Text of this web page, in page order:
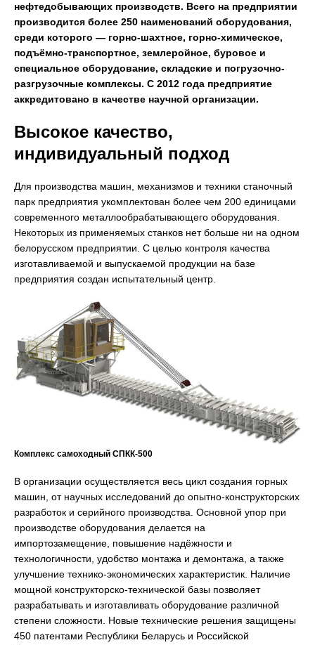
нефтедобывающих производств. Всего на предприятии
производится более 250 наименований оборудования,
среди которого — горно-шахтное, горно-химическое,
подъёмно-транспортное, землеройное, буровое и
специальное оборудование, складские и погрузочно-
разгрузочные комплексы. С 2012 года предприятие
аккредитовано в качестве научной организации.
Высокое качество,
индивидуальный подход
Для производства машин, механизмов и техники станочный
парк предприятия укомплектован более чем 200 единицами
современного металлообрабатывающего оборудования.
Некоторых из применяемых станков нет больше ни на одном
белорусском предприятии. С целью контроля качества
изготавливаемой и выпускаемой продукции на базе
предприятия создан испытательный центр.
Комплекс самоходный СПКК-500
В организации осуществляется весь цикл создания горных
машин, от научных исследований до опытно-конструкторских
разработок и серийного производства. Основной упор при
производстве оборудования делается на
импортозамещение, повышение надёжности и
технологичности, удобство монтажа и демонтажа, а также
улучшение технико-экономических характеристик. Наличие
мощной конструкторско-технической базы позволяет
разрабатывать и изготавливать оборудование различной
степени сложности. Новые технические решения защищены
450 патентами Республики Беларусь и Российской